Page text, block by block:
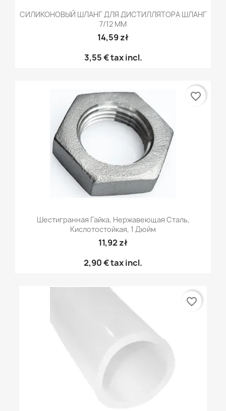
СИЛИКОНОВЫЙ ШЛАНГ ДЛЯ ДИСТИЛЛЯТОРА ШЛАНГ
7/12 ММ
14,59 zł
3,55 €tax incl.
Шестигранная Гайка, Нержавеющая Сталь,
Кислотостойкая, 1 Дюйм
11,92 zł
2,90 €tax incl.
favorite_border
favorite_border